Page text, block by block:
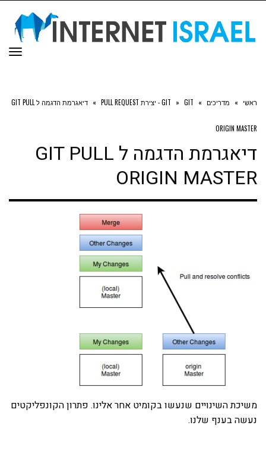
ראשי » מדריכים »
GIT » GIT - יצירת PULL REQUEST » דיאגרמת הדגמה ל GIT PULL
ORIGIN MASTER
דיאגרמת הדגמה ל GIT PULL
ORIGIN MASTER
משיכת השינויים שנעשו בקומיט אחר אלינו. פתרון הקונפליקטים
נעשה בענף שלנו.